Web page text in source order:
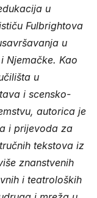
u
Fulbrightova
u
Njemačke. Kao
u
i scensko-
autorica je
i prijevoda za
tekstova iz
znanstvenih
i teatroloških